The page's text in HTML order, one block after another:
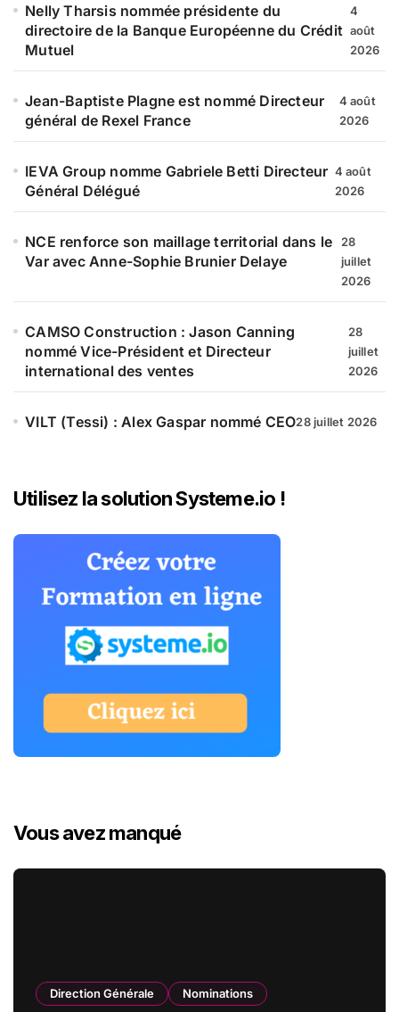
Nelly Tharsis nommée présidente du
directoire de la Banque Européenne du Crédit
Mutuel
4
août
2026
Jean-Baptiste Plagne est nommé Directeur
général de Rexel France
4 août
2026
IEVA Group nomme Gabriele Betti Directeur
Général Délégué
4 août
2026
NCE renforce son maillage territorial dans le
Var avec Anne-Sophie Brunier Delaye
28
juillet
2026
CAMSO Construction : Jason Canning
nommé Vice-Président et Directeur
international des ventes
28
juillet
2026
VILT (Tessi) : Alex Gaspar nommé CEO28 juillet 2026
Utilisez la solution Systeme.io !
Vous avez manqué
Direction Générale Nominations